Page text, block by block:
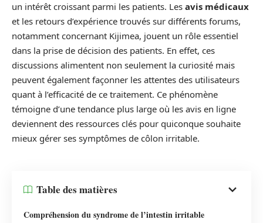
un intérêt croissant parmi les patients. Les avis médicaux
et les retours d’expérience trouvés sur différents forums,
notamment concernant Kijimea, jouent un rôle essentiel
dans la prise de décision des patients. En effet, ces
discussions alimentent non seulement la curiosité mais
peuvent également façonner les attentes des utilisateurs
quant à l’efficacité de ce traitement. Ce phénomène
témoigne d’une tendance plus large où les avis en ligne
deviennent des ressources clés pour quiconque souhaite
mieux gérer ses symptômes de côlon irritable.
Table des matières
Compréhension du syndrome de l’intestin irritable